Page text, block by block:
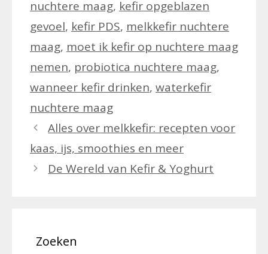
nuchtere maag, kefir opgeblazen
gevoel, kefir PDS, melkkefir nuchtere
maag, moet ik kefir op nuchtere maag
nemen, probiotica nuchtere maag,
wanneer kefir drinken, waterkefir
nuchtere maag
Alles over melkkefir: recepten voor
kaas, ijs, smoothies en meer
De Wereld van Kefir & Yoghurt
Zoeken